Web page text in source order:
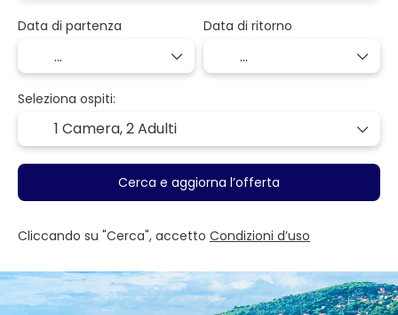
Data di partenza Data di ritorno
Seleziona ospiti:
1 Camera,2 Adulti
Cerca e aggiorna l’offerta
Cliccando su "Cerca", accetto Condizioni d’uso